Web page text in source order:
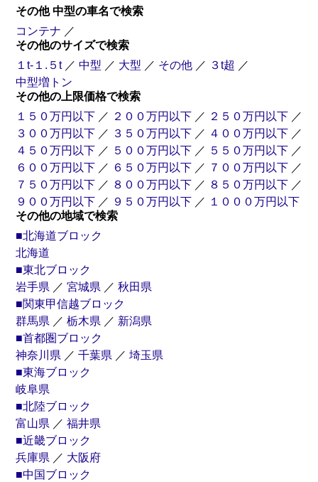
その他 中型の車名で検索
コンテナ ／
その他のサイズで検索
１t-１.５t ／ 中型 ／ 大型 ／ その他 ／ ３t超 ／
中型増トン
その他の上限価格で検索
１５０万円以下 ／ ２００万円以下 ／ ２５０万円以下 ／
３００万円以下 ／ ３５０万円以下 ／ ４００万円以下 ／
４５０万円以下 ／ ５００万円以下 ／ ５５０万円以下 ／
６００万円以下 ／ ６５０万円以下 ／ ７００万円以下 ／
７５０万円以下 ／ ８００万円以下 ／ ８５０万円以下 ／
９００万円以下 ／ ９５０万円以下 ／ １０００万円以下
その他の地域で検索
■北海道ブロック
北海道
■東北ブロック
岩手県 ／ 宮城県 ／ 秋田県
■関東甲信越ブロック
群馬県 ／ 栃木県 ／ 新潟県
■首都圏ブロック
神奈川県 ／ 千葉県 ／ 埼玉県
■東海ブロック
岐阜県
■北陸ブロック
富山県 ／ 福井県
■近畿ブロック
兵庫県 ／ 大阪府
■中国ブロック